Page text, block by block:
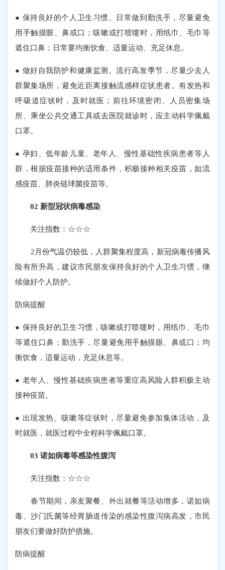
● 保持良好的个人卫生习惯。日常做到勤洗手，尽量避免
用手触摸眼、鼻或口；咳嗽或打喷嚏时，用纸巾、毛巾等
遮住口鼻；日常要均衡饮食、适量运动、充足休息。
● 做好自我防护和健康监测。流行高发季节，尽量少去人
群聚集场所，避免近距离接触流感样症状患者。有发热和
呼吸道症状时，及时就医；前往环境密闭、人员密集场
所、乘坐公共交通工具或去医院就诊时，应主动科学佩戴
口罩。
● 孕妇、低年龄儿童、老年人、慢性基础性疾病患者等人
群，根据疫苗接种的适用条件，积极接种相关疫苗，如流
感疫苗、肺炎链球菌疫苗等。
02 新型冠状病毒感染
关注指数：☆☆☆
2月份气温仍较低，人群聚集程度高，新冠病毒传播风
险有所升高，建议市民朋友保持良好的个人卫生习惯，继
续做好个人防护。
防病提醒
● 保持良好的卫生习惯，咳嗽或打喷嚏时，用纸巾、毛巾
等遮住口鼻；勤洗手，尽量避免用手触摸眼、鼻或口；均
衡饮食，适量运动，充足休息等。
● 老年人、慢性基础疾病患者等重症高风险人群积极主动
接种疫苗。
● 出现发热、咳嗽等症状时，尽量避免参加集体活动，及
时就医，就医过程中全程科学佩戴口罩。
03 诺如病毒等感染性腹泻
关注指数：☆☆☆
春节期间，亲友聚餐、外出就餐等活动增多，诺如病
毒、沙门氏菌等经胃肠道传染的感染性腹泻病高发，市民
朋友们要做好防护措施。
防病提醒